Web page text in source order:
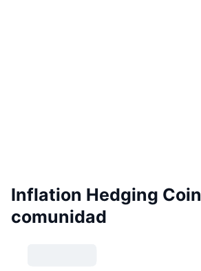
Inflation Hedging Coin
comunidad